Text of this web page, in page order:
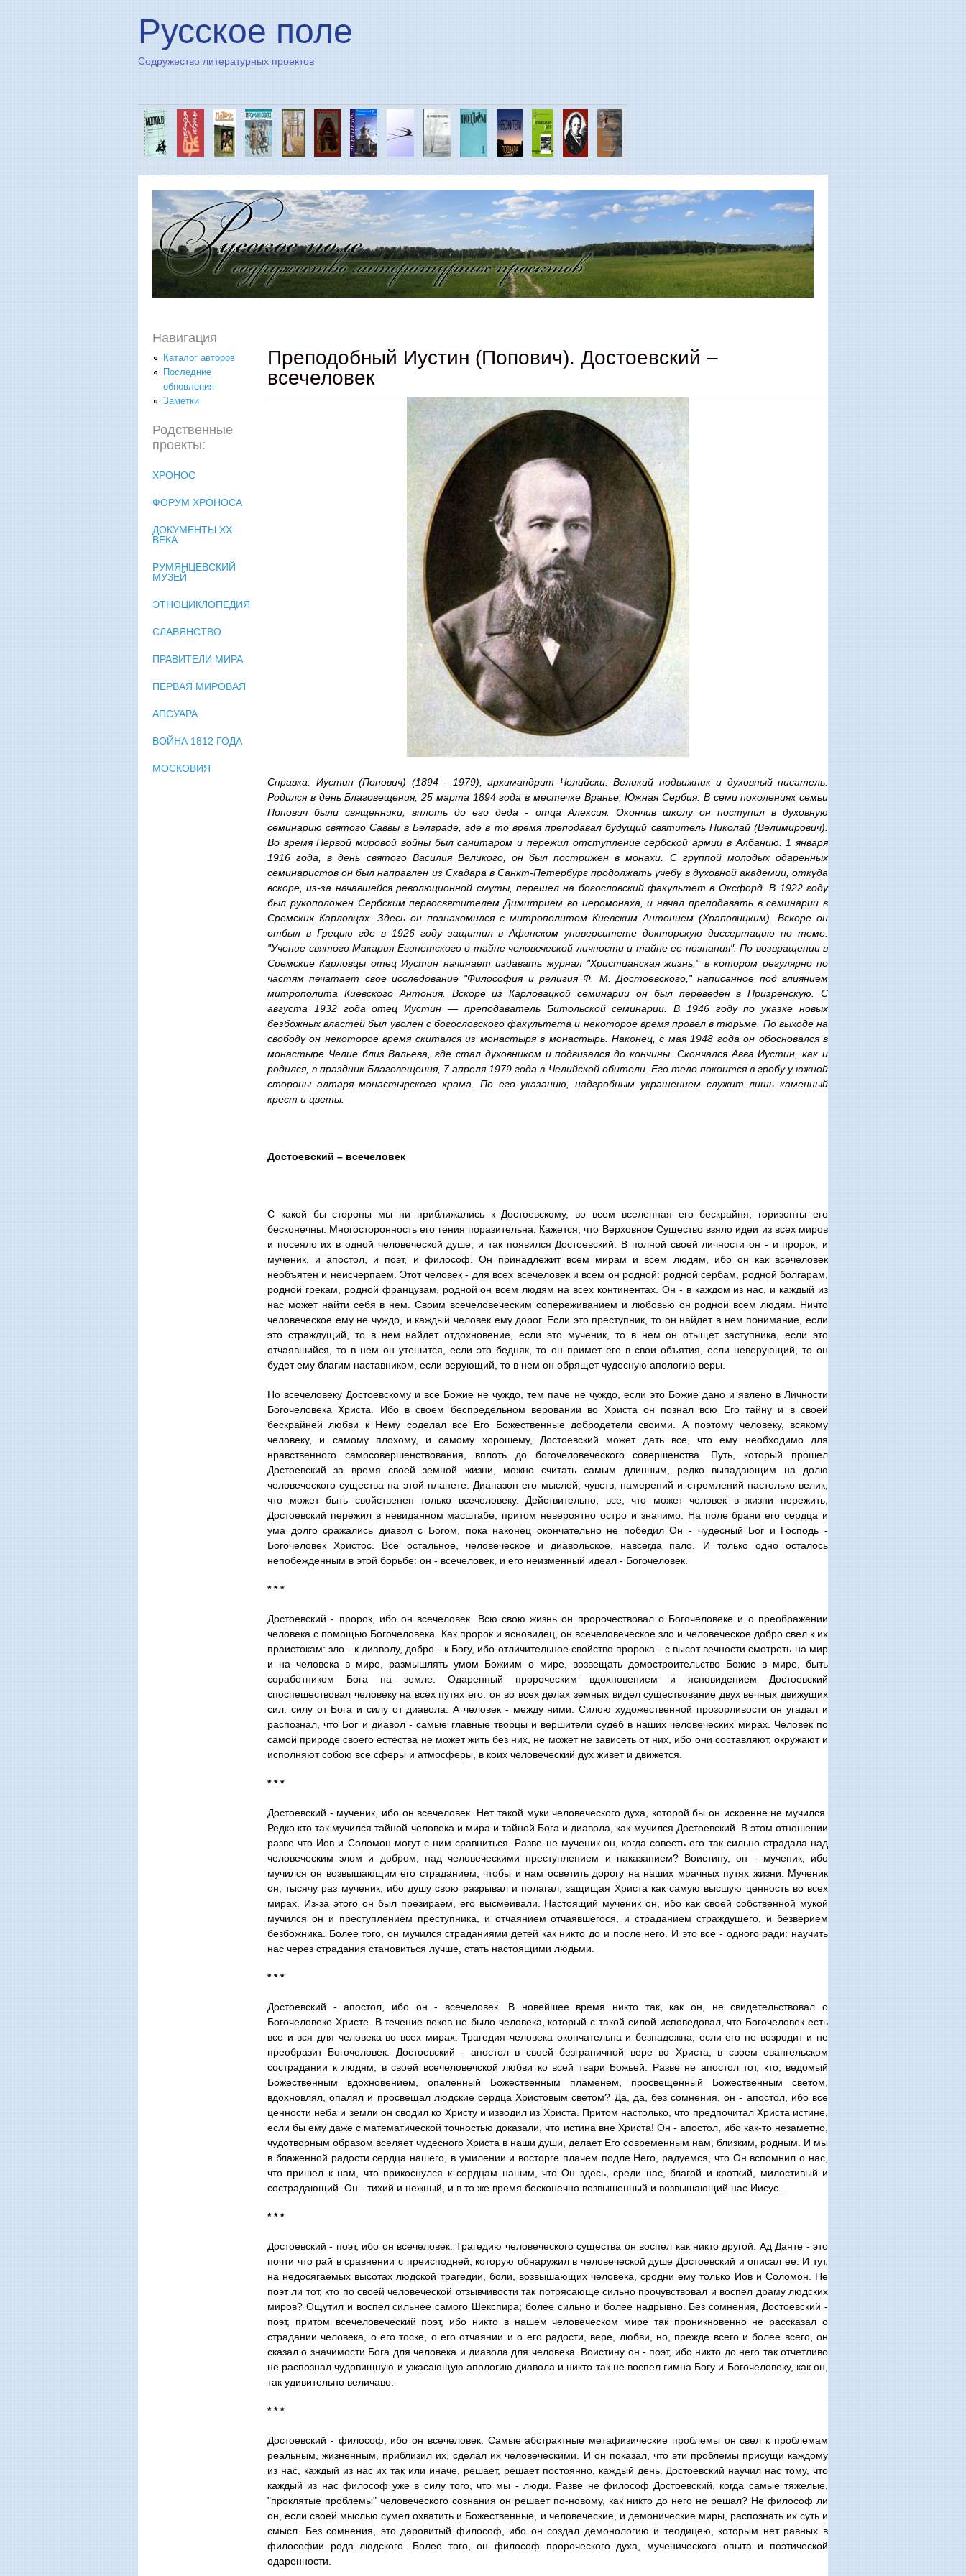
Русское поле
Содружество литературных проектов
Преподобный Иустин (Попович). Достоевский –
всечеловек
Справка: Иустин (Попович) (1894 - 1979), архимандрит Челийски. Великий подвижник и духовный писатель.
Родился в день Благовещения, 25 марта 1894 года в местечке Вранье, Южная Сербия. В семи поколениях семьи
Попович были священники, вплоть до его деда - отца Алексия. Окончив школу он поступил в духовную
семинарию святого Саввы в Белграде, где в то время преподавал будущий святитель Николай (Велимирович).
Во время Первой мировой войны был санитаром и пережил отступление сербской армии в Албанию. 1 января
1916 года, в день святого Василия Великого, он был пострижен в монахи. С группой молодых одаренных
семинаристов он был направлен из Скадара в Санкт-Петербург продолжать учебу в духовной академии, откуда
вскоре, из-за начавшейся революционной смуты, перешел на богословский факультет в Оксфорд. В 1922 году
был рукоположен Сербским первосвятителем Димитрием во иеромонаха, и начал преподавать в семинарии в
Сремских Карловцах. Здесь он познакомился с митрополитом Киевским Антонием (Храповицким). Вскоре он
отбыл в Грецию где в 1926 году защитил в Афинском университете докторскую диссертацию по теме:
"Учение святого Макария Египетского о тайне человеческой личности и тайне ее познания". По возвращении в
Сремские Карловцы отец Иустин начинает издавать журнал "Христианская жизнь," в котором регулярно по
частям печатает свое исследование "Философия и религия Ф. М. Достоевского," написанное под влиянием
митрополита Киевского Антония. Вскоре из Карловацкой семинарии он был переведен в Призренскую. С
августа 1932 года отец Иустин — преподаватель Битольской семинарии. В 1946 году по указке новых
безбожных властей был уволен с богословского факультета и некоторое время провел в тюрьме. По выходе на
свободу он некоторое время скитался из монастыря в монастырь. Наконец, с мая 1948 года он обосновался в
монастыре Челие близ Вальева, где стал духовником и подвизался до кончины. Скончался Авва Иустин, как и
родился, в праздник Благовещения, 7 апреля 1979 года в Челийской обители. Его тело покоится в гробу у южной
стороны алтаря монастырского храма. По его указанию, надгробным украшением служит лишь каменный
крест и цветы.
Достоевский – всечеловек
С какой бы стороны мы ни приближались к Достоевскому, во всем вселенная его бескрайня, горизонты его
бесконечны. Многосторонность его гения поразительна. Кажется, что Верховное Существо взяло идеи из всех миров
и посеяло их в одной человеческой душе, и так появился Достоевский. В полной своей личности он - и пророк, и
мученик, и апостол, и поэт, и философ. Он принадлежит всем мирам и всем людям, ибо он как всечеловек
необъятен и неисчерпаем. Этот человек - для всех всечеловек и всем он родной: родной сербам, родной болгарам,
родной грекам, родной французам, родной он всем людям на всех континентах. Он - в каждом из нас, и каждый из
нас может найти себя в нем. Своим всечеловеческим сопереживанием и любовью он родной всем людям. Ничто
человеческое ему не чуждо, и каждый человек ему дорог. Если это преступник, то он найдет в нем понимание, если
это страждущий, то в нем найдет отдохновение, если это мученик, то в нем он отыщет заступника, если это
отчаявшийся, то в нем он утешится, если это бедняк, то он примет его в свои объятия, если неверующий, то он
будет ему благим наставником, если верующий, то в нем он обрящет чудесную апологию веры.
Но всечеловеку Достоевскому и все Божие не чуждо, тем паче не чуждо, если это Божие дано и явлено в Личности
Богочеловека Христа. Ибо в своем беспредельном веровании во Христа он познал всю Его тайну и в своей
бескрайней любви к Нему соделал все Его Божественные добродетели своими. А поэтому человеку, всякому
человеку, и самому плохому, и самому хорошему, Достоевский может дать все, что ему необходимо для
нравственного самосовершенствования, вплоть до богочеловеческого совершенства. Путь, который прошел
Достоевский за время своей земной жизни, можно считать самым длинным, редко выпадающим на долю
человеческого существа на этой планете. Диапазон его мыслей, чувств, намерений и стремлений настолько велик,
что может быть свойственен только всечеловеку. Действительно, все, что может человек в жизни пережить,
Достоевский пережил в невиданном масштабе, притом невероятно остро и значимо. На поле брани его сердца и
ума долго сражались диавол с Богом, пока наконец окончательно не победил Он - чудесный Бог и Господь -
Богочеловек Христос. Все остальное, человеческое и диавольское, навсегда пало. И только одно осталось
непобежденным в этой борьбе: он - всечеловек, и его неизменный идеал - Богочеловек.
* * *
Достоевский - пророк, ибо он всечеловек. Всю свою жизнь он пророчествовал о Богочеловеке и о преображении
человека с помощью Богочеловека. Как пророк и ясновидец, он всечеловеческое зло и человеческое добро свел к их
праистокам: зло - к диаволу, добро - к Богу, ибо отличительное свойство пророка - с высот вечности смотреть на мир
и на человека в мире, размышлять умом Божиим о мире, возвещать домостроительство Божие в мире, быть
соработником Бога на земле. Одаренный пророческим вдохновением и ясновидением Достоевский
споспешествовал человеку на всех путях его: он во всех делах земных видел существование двух вечных движущих
сил: силу от Бога и силу от диавола. А человек - между ними. Силою художественной прозорливости он угадал и
распознал, что Бог и диавол - самые главные творцы и вершители судеб в наших человеческих мирах. Человек по
самой природе своего естества не может жить без них, не может не зависеть от них, ибо они составляют, окружают и
исполняют собою все сферы и атмосферы, в коих человеческий дух живет и движется.
* * *
Достоевский - мученик, ибо он всечеловек. Нет такой муки человеческого духа, которой бы он искренне не мучился.
Редко кто так мучился тайной человека и мира и тайной Бога и диавола, как мучился Достоевский. В этом отношении
разве что Иов и Соломон могут с ним сравниться. Разве не мученик он, когда совесть его так сильно страдала над
человеческим злом и добром, над человеческими преступлением и наказанием? Воистину, он - мученик, ибо
мучился он возвышающим его страданием, чтобы и нам осветить дорогу на наших мрачных путях жизни. Мученик
он, тысячу раз мученик, ибо душу свою разрывал и полагал, защищая Христа как самую высшую ценность во всех
мирах. Из-за этого он был презираем, его высмеивали. Настоящий мученик он, ибо как своей собственной мукой
мучился он и преступлением преступника, и отчаянием отчаявшегося, и страданием страждущего, и безверием
безбожника. Более того, он мучился страданиями детей как никто до и после него. И это все - одного ради: научить
нас через страдания становиться лучше, стать настоящими людьми.
* * *
Достоевский - апостол, ибо он - всечеловек. В новейшее время никто так, как он, не свидетельствовал о
Богочеловеке Христе. В течение веков не было человека, который с такой силой исповедовал, что Богочеловек есть
все и вся для человека во всех мирах. Трагедия человека окончательна и безнадежна, если его не возродит и не
преобразит Богочеловек. Достоевский - апостол в своей безграничной вере во Христа, в своем евангельском
сострадании к людям, в своей всечеловечской любви ко всей твари Божьей. Разве не апостол тот, кто, ведомый
Божественным вдохновением, опаленный Божественным пламенем, просвещенный Божественным светом,
вдохновлял, опалял и просвещал людские сердца Христовым светом? Да, да, без сомнения, он - апостол, ибо все
ценности неба и земли он сводил ко Христу и изводил из Христа. Притом настолько, что предпочитал Христа истине,
если бы ему даже с математической точностью доказали, что истина вне Христа! Он - апостол, ибо как-то незаметно,
чудотворным образом вселяет чудесного Христа в наши души, делает Его современным нам, близким, родным. И мы
в блаженной радости сердца нашего, в умилении и восторге плачем подле Него, радуемся, что Он вспомнил о нас,
что пришел к нам, что прикоснулся к сердцам нашим, что Он здесь, среди нас, благой и кроткий, милостивый и
сострадающий. Он - тихий и нежный, и в то же время бесконечно возвышенный и возвышающий нас Иисус...
* * *
Достоевский - поэт, ибо он всечеловек. Трагедию человеческого существа он воспел как никто другой. Ад Данте - это
почти что рай в сравнении с преисподней, которую обнаружил в человеческой душе Достоевский и описал ее. И тут,
на недосягаемых высотах людской трагедии, боли, возвышающих человека, сродни ему только Иов и Соломон. Не
поэт ли тот, кто по своей человеческой отзывчивости так потрясающе сильно прочувствовал и воспел драму людских
миров? Ощутил и воспел сильнее самого Шекспира; более сильно и более надрывно. Без сомнения, Достоевский -
поэт, притом всечеловеческий поэт, ибо никто в нашем человеческом мире так проникновенно не рассказал о
страдании человека, о его тоске, о его отчаянии и о его радости, вере, любви, но, прежде всего и более всего, он
сказал о значимости Бога для человека и диавола для человека. Воистину он - поэт, ибо никто до него так отчетливо
не распознал чудовищную и ужасающую апологию диавола и никто так не воспел гимна Богу и Богочеловеку, как он,
так удивительно величаво.
* * *
Достоевский - философ, ибо он всечеловек. Самые абстрактные метафизические проблемы он свел к проблемам
реальным, жизненным, приблизил их, сделал их человеческими. И он показал, что эти проблемы присущи каждому
из нас, каждый из нас их так или иначе, решает, решает постоянно, каждый день. Достоевский научил нас тому, что
каждый из нас философ уже в силу того, что мы - люди. Разве не философ Достоевский, когда самые тяжелые,
"проклятые проблемы" человеческого сознания он решает по-новому, как никто до него не решал? Не философ ли
он, если своей мыслью сумел охватить и Божественные, и человеческие, и демонические миры, распознать их суть и
смысл. Без сомнения, это даровитый философ, ибо он создал демонологию и теодицею, которым нет равных в
философии рода людского. Более того, он философ пророческого духа, мученического опыта и поэтической
одаренности.
Навигация
Каталог авторов
Последние
обновления
Заметки
Родственные
проекты:
ХРОНОС
ФОРУМ ХРОНОСА
ДОКУМЕНТЫ XX
ВЕКА
РУМЯНЦЕВСКИЙ
МУЗЕЙ
ЭТНОЦИКЛОПЕДИЯ
СЛАВЯНСТВО
ПРАВИТЕЛИ МИРА
ПЕРВАЯ МИРОВАЯ
АПСУАРА
ВОЙНА 1812 ГОДА
МОСКОВИЯ